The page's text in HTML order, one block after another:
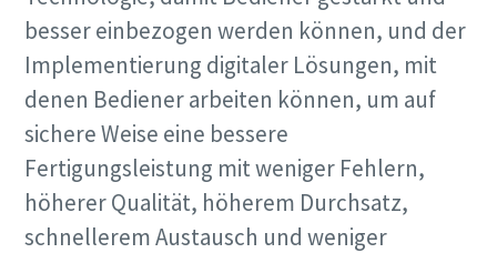
besser einbezogen werden können, und der
Implementierung digitaler Lösungen, mit
denen Bediener arbeiten können, um auf
sichere Weise eine bessere
Fertigungsleistung mit weniger Fehlern,
höherer Qualität, höherem Durchsatz,
schnellerem Austausch und weniger